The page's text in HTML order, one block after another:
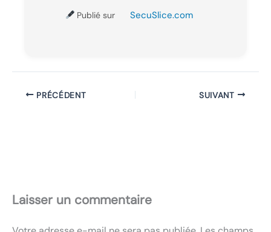
Publié sur SecuSlice.com
PRÉCÉDENT SUIVANT
Laisser un commentaire